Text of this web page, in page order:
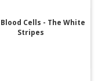
Cells - The White
Stripes